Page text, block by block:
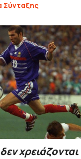
Σύνταξης